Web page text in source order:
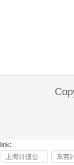
link:
上海讨债公
东莞